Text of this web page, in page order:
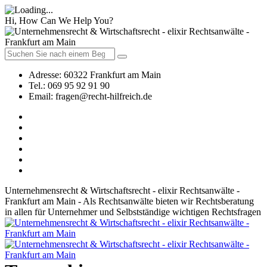
Hi, How Can We Help You?
Adresse: 60322 Frankfurt am Main
Tel.: 069 95 92 91 90
Email: fragen@recht-hilfreich.de
Unternehmensrecht & Wirtschaftsrecht - elixir Rechtsanwälte -
Frankfurt am Main - Als Rechtsanwälte bieten wir Rechtsberatung
in allen für Unternehmer und Selbstständige wichtigen Rechtsfragen